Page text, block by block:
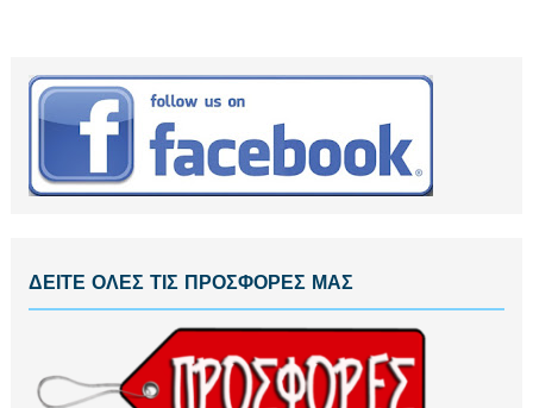
ΔΕΙΤΕ ΟΛΕΣ ΤΙΣ ΠΡΟΣΦΟΡΕΣ ΜΑΣ